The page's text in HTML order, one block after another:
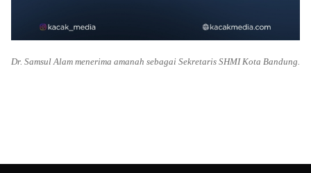
Dr. Samsul Alam menerima amanah sebagai Sekretaris SHMI Kota Bandung.